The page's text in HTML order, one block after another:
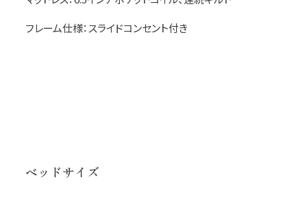
フレーム仕様：スライドコンセント付き
ベッドサイズ